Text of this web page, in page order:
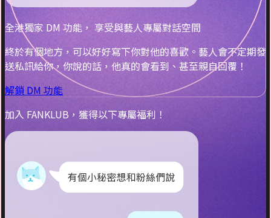
全港獨家 DM 功能， 享受與藝人專屬對話空間
終於有個地方，可以好好寫下你對他的喜歡。藝人會不定期發
送私訊給你，你說的話，他真的會看到、甚至親自回覆！
解鎖 DM 功能
加入 FANKLUB，獲得以下專屬福利！